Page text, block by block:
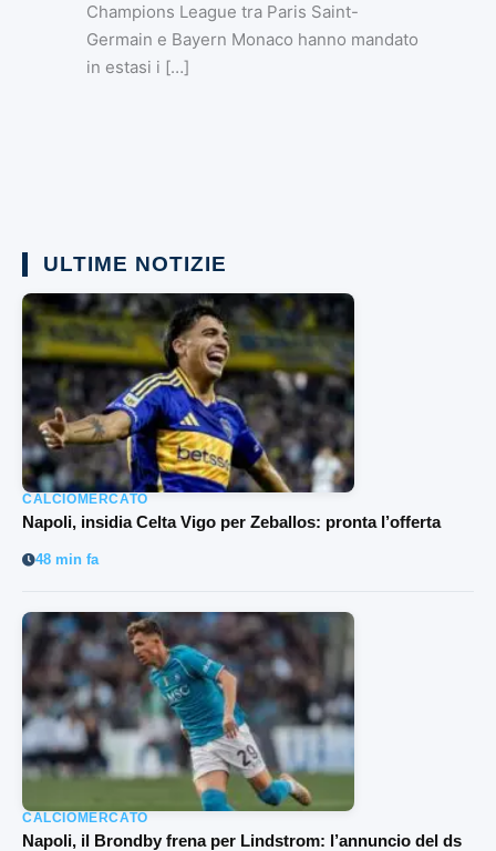
Champions League tra Paris Saint-
Germain e Bayern Monaco hanno mandato
in estasi i […]
ULTIME NOTIZIE
CALCIOMERCATO
Napoli, insidia Celta Vigo per Zeballos: pronta l’offerta
48 min fa
CALCIOMERCATO
Napoli, il Brondby frena per Lindstrom: l’annuncio del ds